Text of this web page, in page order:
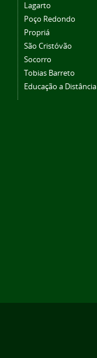
Lagarto
Poço Redondo
Propriá
São Cristóvão
Socorro
Tobias Barreto
Educação a Distância